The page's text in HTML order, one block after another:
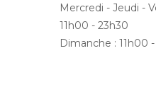
Mercredi - Jeudi -
11h00 - 23h30
Dimanche : 11h00